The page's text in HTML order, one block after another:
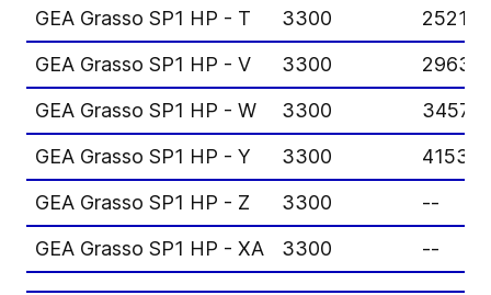
GEA Grasso SP1 HP - T
3300
2521
GEA Grasso SP1 HP - V
3300
2963
GEA Grasso SP1 HP - W
3300
3457
GEA Grasso SP1 HP - Y
3300
4153
GEA Grasso SP1 HP - Z
3300
--
GEA Grasso SP1 HP - XA
3300 --